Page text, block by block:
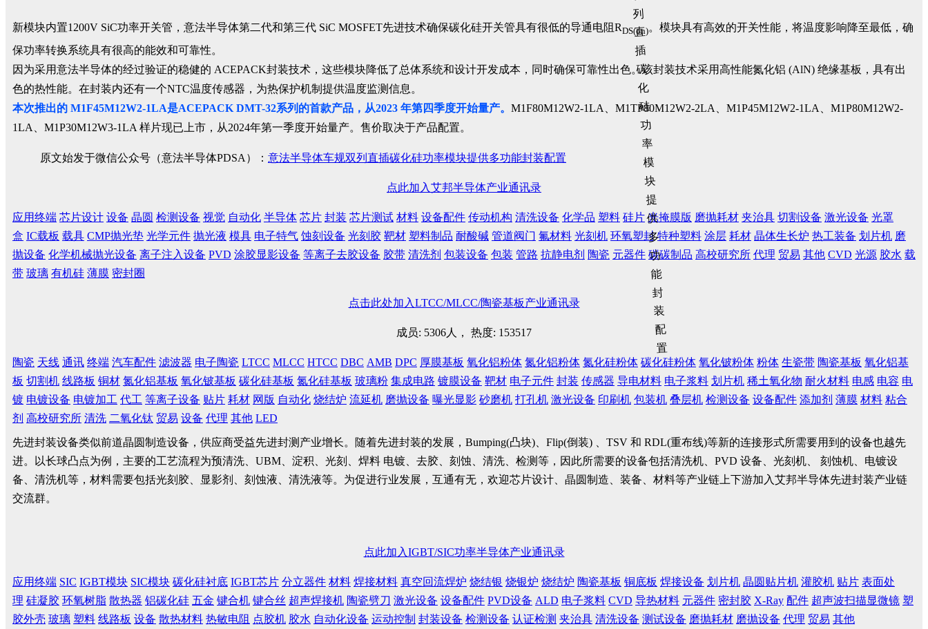
新模块内置1200V SiC功率开关管，意法半导体第二代和第三代 SiC MOSFET先进技术确保碳化硅开关管具有很低的导通电阻RDS(on)。模块具有高效的开关性能，将温度影响降至最低，确
保功率转换系统具有很高的能效和可靠性。
因为采用意法半导体的经过验证的稳健的 ACEPACK封装技术，这些模块降低了总体系统和设计开发成本，同时确保可靠性出色。该封装技术采用高性能氮化铝 (AlN) 绝缘基板，具有出
色的热性能。在封装内还有一个NTC温度传感器，为热保护机制提供温度监测信息。
本次推出的 M1F45M12W2-1LA是ACEPACK DMT-32系列的首款产品 ，从2023 年第四季度开始量产。 M1F80M12W2-1LA、M1TP80M12W2-2LA、M1P45M12W2-1LA、M1P80M12W2-
1LA、M1P30M12W3-1LA 样片现已上市，从2024年第一季度开始量产。售价取决于产品配置。
原文始发于微信公众号（意法半导体PDSA）： 意法半导体车规双列直插碳化硅功率模块提供多功能封装配置
点此加入艾邦半导体产业通讯录
应用终端 芯片设计 设备 晶圆 检测设备 视觉 自动化 半导体 芯片 封装 芯片测试 材料 设备配件 传动机构 清洗设备 化学品 塑料 硅片 光掩膜版 磨抛耗材 夹治具 切割设备 激光设备 光罩
盒 IC载板 载具 CMP抛光垫 光学元件 抛光液 模具 电子特气 蚀刻设备 光刻胶 靶材 塑料制品 耐酸碱 管道阀门 氟材料 光刻机 环氧塑封 特种塑料 涂层 耗材 晶体生长炉 热工装备 划片机 磨
抛设备 化学机械抛光设备 离子注入设备 PVD 涂胶显影设备 等离子去胶设备 胶带 清洗剂 包装设备 包装 管路 抗静电剂 陶瓷 元器件 碳碳制品 高校研究所 代理 贸易 其他 CVD 光源 胶水 载
带 玻璃 有机硅 薄膜 密封圈
点击此处加入LTCC/MLCC/陶瓷基板产业通讯录
成员: 5306人， 热度: 153517
陶瓷 天线 通讯 终端 汽车配件 滤波器 电子陶瓷 LTCC MLCC HTCC DBC AMB DPC 厚膜基板 氧化铝粉体 氮化铝粉体 氮化硅粉体 碳化硅粉体 氧化铍粉体 粉体 生瓷带 陶瓷基板 氧化铝基
板 切割机 线路板 铜材 氮化铝基板 氧化铍基板 碳化硅基板 氮化硅基板 玻璃粉 集成电路 镀膜设备 靶材 电子元件 封装 传感器 导电材料 电子浆料 划片机 稀土氧化物 耐火材料 电感 电容 电
镀 电镀设备 电镀加工 代工 等离子设备 贴片 耗材 网版 自动化 烧结炉 流延机 磨抛设备 曝光显影 砂磨机 打孔机 激光设备 印刷机 包装机 叠层机 检测设备 设备配件 添加剂 薄膜 材料 粘合
剂 高校研究所 清洗 二氧化钛 贸易 设备 代理 其他 LED
先进封装设备类似前道晶圆制造设备，供应商受益先进封测产业增长。随着先进封装的发展，Bumping(凸块)、Flip(倒装) 、TSV 和 RDL(重布线)等新的连接形式所需要用到的设备也越先
进。以长球凸点为例，主要的工艺流程为预清洗、UBM、淀积、光刻、焊料 电镀、去胶、刻蚀、清洗、检测等，因此所需要的设备包括清洗机、PVD 设备、光刻机、 刻蚀机、电镀设
备、清洗机等，材料需要包括光刻胶、显影剂、刻蚀液、清洗液等。为促进行业发展，互通有无，欢迎芯片设计、晶圆制造、装备、材料等产业链上下游加入艾邦半导体先进封装产业链
交流群。
点此加入IGBT/SIC功率半导体产业通讯录
应用终端 SIC IGBT模块 SIC模块 碳化硅衬底 IGBT芯片 分立器件 材料 焊接材料 真空回流焊炉 烧结银 烧银炉 烧结炉 陶瓷基板 铜底板 焊接设备 划片机 晶圆贴片机 灌胶机 贴片 表面处
理 硅凝胶 环氧树脂 散热器 铝碳化硅 五金 键合机 键合丝 超声焊接机 陶瓷劈刀 激光设备 设备配件 PVD设备 ALD 电子浆料 CVD 导热材料 元器件 密封胶 X-Ray 配件 超声波扫描显微镜 塑
胶外壳 玻璃 塑料 线路板 设备 散热材料 热敏电阻 点胶机 胶水 自动化设备 运动控制 封装设备 检测设备 认证检测 夹治具 清洗设备 测试设备 磨抛耗材 磨抛设备 代理 贸易 其他